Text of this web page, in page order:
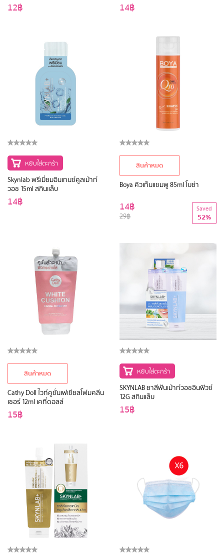
12฿ 14฿
หยิบใส่ตะกร้า
Skynlab พรีเมี่ยมอินเทนซ์คูลเม้าท์
วอช 15ml สกินแล็บ
14฿
สินค้าหมด
Boya คิวเท็นแชมพู 85ml โบย่า
29฿
14฿ Saved
52%
สินค้าหมด
Cathy Doll ไวท์คูชั่นเฟเชียลโฟมคลีน
เซอร์ 12ml เคที่ดอลล์
15฿
หยิบใส่ตะกร้า
SKYNLAB ยาสีฟันเม้าท์วอชอินฟิวซ์
12G สกินแล็บ
15฿